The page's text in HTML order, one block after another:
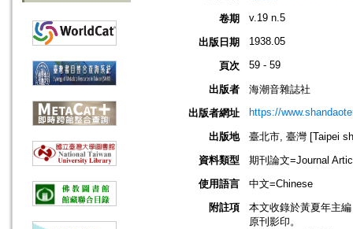
卷期
v.19 n.5
出版日期 1938.05
頁次 59 - 59
出版者
海潮音雜誌社
出版者網址
https://
出版地
臺北市, 臺灣 [Taipei
資料類型
期刊論文=Journal
使用語言
中文=Chinese
附註項
本文收錄於黃夏年主
原刊影印。